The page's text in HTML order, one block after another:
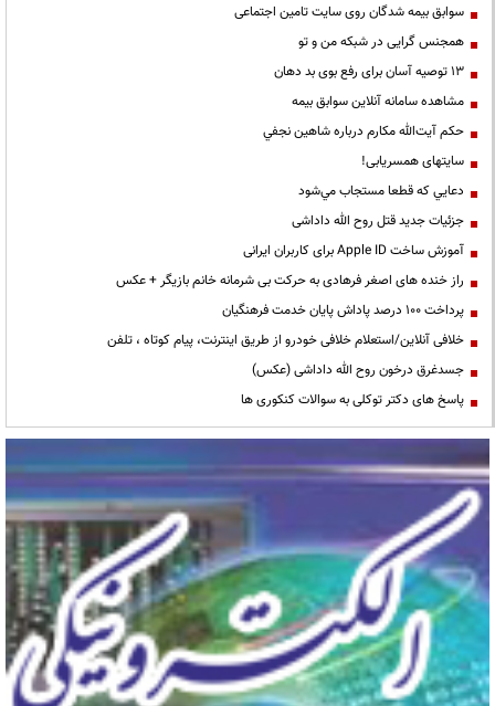
سوابق بیمه شدگان روی سایت تامین اجتماعی
همجنس گرایی در شبکه من و تو
13 توصیه آسان برای رفع بوی بد دهان
مشاهده سامانه آنلاين سوابق بیمه
حكم آيت‌الله مكارم درباره شاهين نجفي
سایتهای همسریابی!
دعايي كه قطعا مستجاب مي‌شود
جزئیات جدید قتل روح الله داداشی
آموزش ساخت Apple ID برای کاربران ایرانی
راز خنده های اصغر فرهادی به حرکت بی شرمانه خانم بازیگر + عکس
پرداخت ۱۰۰ درصد پاداش پایان خدمت فرهنگیان
خلافی آنلاین/استعلام خلافی خودرو از طریق اینترنت، پیام کوتاه ، تلفن
جسدغرق درخون روح الله داداشی (عکس)
پاسخ های دکتر توکلی به سوالات کنکوری ها